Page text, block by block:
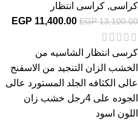
كراسى, كراسى انتظار
EGP13,100.00
EGP 11,400.00
كرسى انتظار الشاسيه من
الخشب الزان التنجيد من الاسقنج
عالى الكثافه الجلد المستورد عالى
الجوده على 4رجل خشب زان
اللون اسود